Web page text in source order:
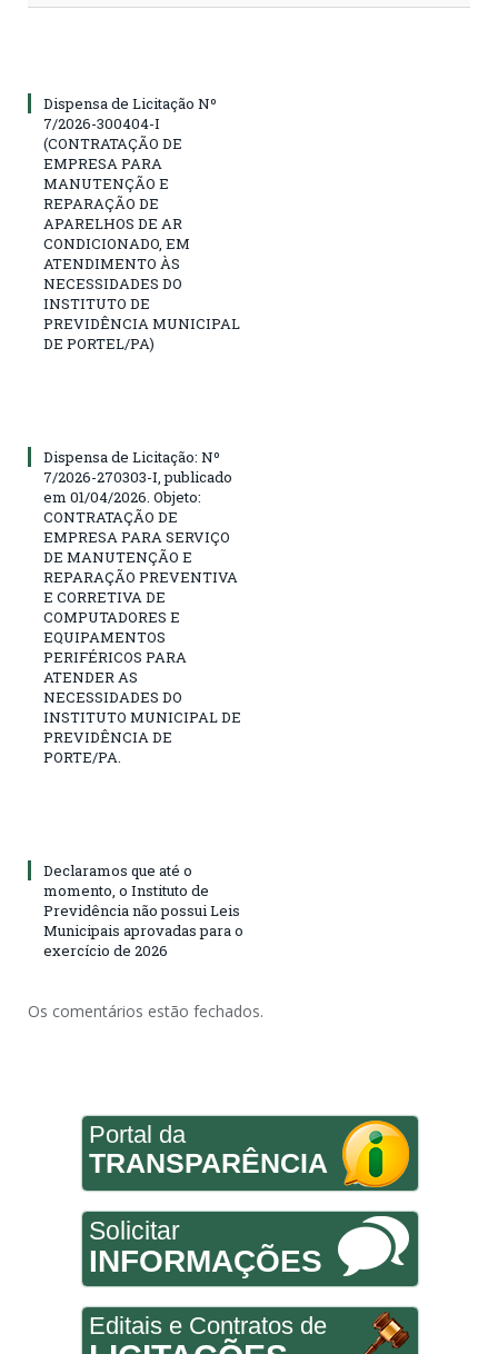
Dispensa de Licitação Nº
7/2026-300404-I
(CONTRATAÇÃO DE
EMPRESA PARA
MANUTENÇÃO E
REPARAÇÃO DE
APARELHOS DE AR
CONDICIONADO, EM
ATENDIMENTO ÀS
NECESSIDADES DO
INSTITUTO DE
PREVIDÊNCIA MUNICIPAL
DE PORTEL/PA)
Dispensa de Licitação: Nº
7/2026-270303-I, publicado
em 01/04/2026. Objeto:
CONTRATAÇÃO DE
EMPRESA PARA SERVIÇO
DE MANUTENÇÃO E
REPARAÇÃO PREVENTIVA
E CORRETIVA DE
COMPUTADORES E
EQUIPAMENTOS
PERIFÉRICOS PARA
ATENDER AS
NECESSIDADES DO
INSTITUTO MUNICIPAL DE
PREVIDÊNCIA DE
PORTE/PA.
Declaramos que até o
momento, o Instituto de
Previdência não possui Leis
Municipais aprovadas para o
exercício de 2026
Os comentários estão fechados.
Portal da
TRANSPARÊNCIA
Solicitar
INFORMAÇÕES
Editais e Contratos de